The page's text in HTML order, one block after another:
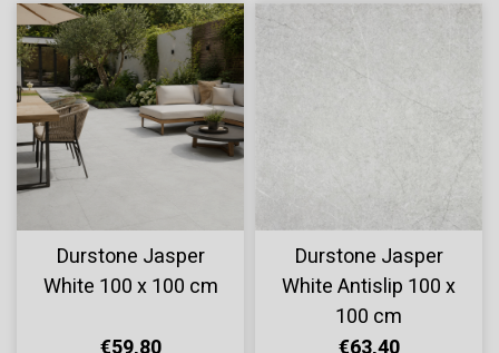
Durstone Jasper
White 100 x 100 cm
Durstone Jasper
White Antislip 100 x
100 cm